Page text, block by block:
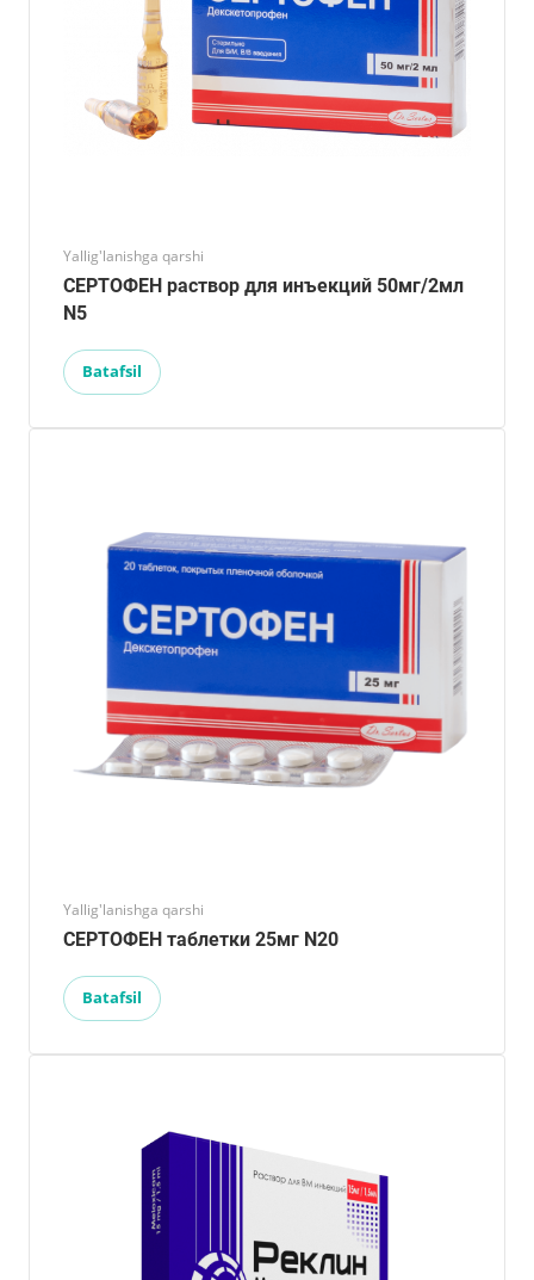
Yallig'lanishga qarshi
СЕРТОФЕН раствор для инъекций 50мг/2мл
N5
Batafsil
Yallig'lanishga qarshi
СЕРТОФЕН таблетки 25мг N20
Batafsil